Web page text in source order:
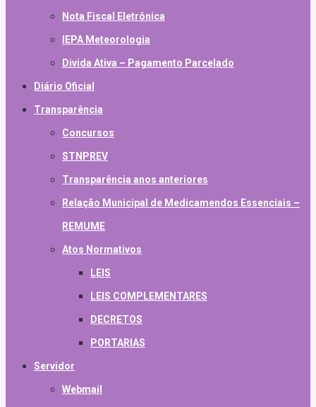
Nota Fiscal Eletrônica
IEPA Meteorologia
Divida Ativa – Pagamento Parcelado
Diário Oficial
Transparência
Concursos
STNPREV
Transparência anos anteriores
Relação Municipal de Medicamendos Essenciais –
REMUME
Atos Normativos
LEIS
LEIS COMPLEMENTARES
DECRETOS
PORTARIAS
Servidor
Webmail